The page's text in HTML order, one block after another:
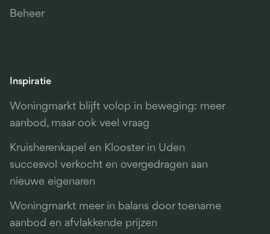
Beheer
Inspiratie
Woningmarkt blijft volop in beweging: meer
aanbod, maar ook veel vraag
Kruisherenkapel en Klooster in Uden
succesvol verkocht en overgedragen aan
nieuwe eigenaren
Woningmarkt meer in balans door toename
aanbod en afvlakkende prijzen